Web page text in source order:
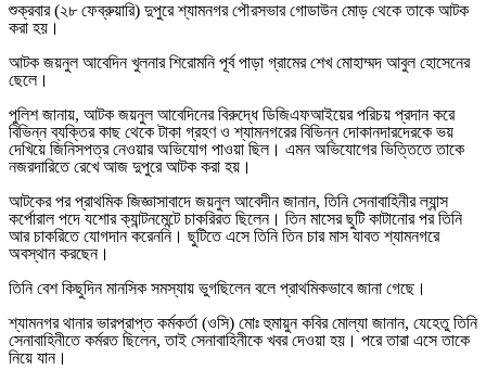
শুক্রবার (২৮ ফেব্রুয়ারি) দুপুরে শ্যামনগর পৌরসভার গোডাউন মোড় থেকে তাকে আটক
করা হয়।
আটক জয়নুল আবেদিন খুলনার শিরোমনি পূর্ব পাড়া গ্রামের শেখ মোহাম্মদ আবুল হোসেনের
ছেলে।
পুলিশ জানায়, আটক জয়নুল আবেদিনের বিরুদ্ধে ডিজিএফআইয়ের পরিচয় প্রদান করে
বিভিন্ন ব্যক্তির কাছ থেকে টাকা গ্রহণ ও শ্যামনগরের বিভিন্ন দোকানদারদেরকে ভয়
দেখিয়ে জিনিসপত্র নেওয়ার অভিযোগ পাওয়া ছিল। এমন অভিযোগের ভিত্তিতে তাকে
নজরদারিতে রেখে আজ দুপুরে আটক করা হয়।
আটকের পর প্রাথমিক জিজ্ঞাসাবাদে জয়নুল আবেদীন জানান, তিনি সেনাবাহিনীর ল্যান্স
কর্পোরাল পদে যশোর ক্যান্টনমেন্টে চাকরিরত ছিলেন। তিন মাসের ছুটি কাটানোর পর তিনি
আর চাকরিতে যোগদান করেননি। ছুটিতে এসে তিনি তিন চার মাস যাবত শ্যামনগরে
অবস্থান করছেন।
তিনি বেশ কিছুদিন মানসিক সমস্যায় ভুগছিলেন বলে প্রাথমিকভাবে জানা গেছে।
শ্যামনগর থানার ভারপ্রাপ্ত কর্মকর্তা (ওসি) মোঃ হুমায়ুন কবির মোল্যা জানান, যেহেতু তিনি
সেনাবাহিনীতে কর্মরত ছিলেন, তাই সেনাবাহিনীকে খবর দেওয়া হয়। পরে তারা এসে তাকে
নিয়ে যান।